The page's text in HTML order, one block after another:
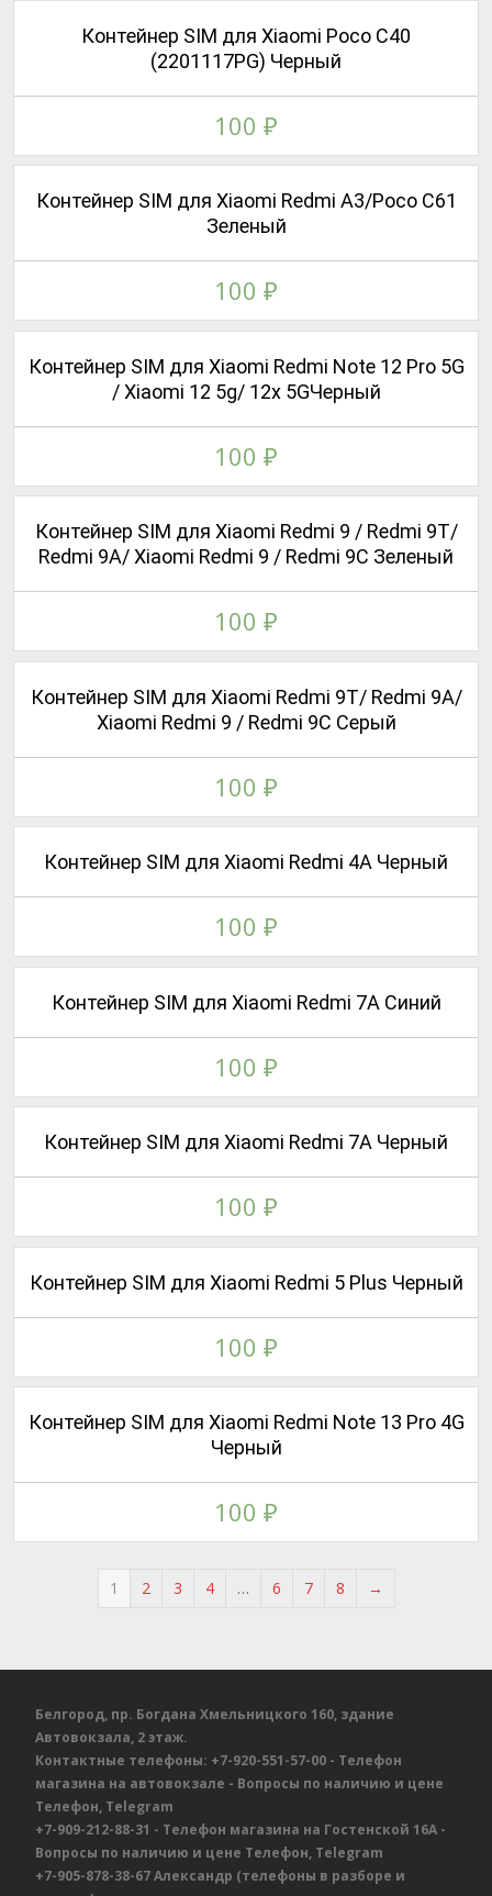
Контейнер SIM для Xiaomi Redmi Note 13 Pro 4G
Черный
100 ₽
Контейнер SIM для Xiaomi Redmi 5 Plus Черный
100 ₽
Контейнер SIM для Xiaomi Redmi 7A Черный
100 ₽
Контейнер SIM для Xiaomi Redmi 7A Синий
100 ₽
Контейнер SIM для Xiaomi Redmi 4A Черный
100 ₽
Контейнер SIM для Xiaomi Redmi 9T/ Redmi 9A/
Xiaomi Redmi 9 / Redmi 9C Серый
100 ₽
Контейнер SIM для Xiaomi Redmi 9 / Redmi 9T/
Redmi 9A/ Xiaomi Redmi 9 / Redmi 9C Зеленый
100 ₽
Контейнер SIM для Xiaomi Redmi Note 12 Pro 5G
/ Xiaomi 12 5g/ 12x 5GЧерный
100 ₽
Контейнер SIM для Xiaomi Redmi A3/Poco C61
Зеленый
100 ₽
Контейнер SIM для Xiaomi Poco C40
(2201117PG) Черный
100 ₽
1 2 3 4 … 6 7 8 →
Белгород, пр. Богдана Хмельницкого 160, здание
Автовокзала, 2 этаж.
Контактные телефоны: +7-920-551-57-00 - Телефон
магазина на автовокзале - Вопросы по наличию и цене
Телефон, Telegram
+7-909-212-88-31 - Телефон магазина на Гостенской 16А -
Вопросы по наличию и цене Телефон, Telegram
+7-905-878-38-67Александр (телефоны в разборе и